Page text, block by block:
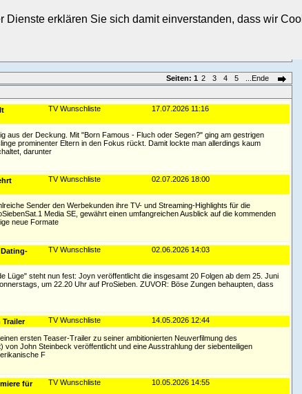
erklären Sie sich damit einverstanden, dass wir
Seiten: 1 2 3 4 5 ...Ende
17.07.2026 11:16
TV Wunschliste
aus der Deckung. Mit "Born Famous - Fluch oder Segen?" ging am gestrigen
prominenter Eltern in den Fokus rückt. Damit lockte man allerdings kaum
darunter
02.07.2026 18:00
TV Wunschliste
Sender den Werbekunden ihre TV- und Streaming-Highlights für die
Media SE, gewährt einen umfangreichen Ausblick auf die kommenden
neue Formate
02.06.2026 14:03
TV Wunschliste
Lüge" steht nun fest: Joyn veröffentlicht die insgesamt 20 Folgen ab dem 25. Juni
um 22.20 Uhr auf ProSieben. ZUVOR: Böse Zungen behaupten, dass
14.05.2026 12:44
TV Wunschliste
ersten Teaser-Trailer zu seiner ambitionierten Neuverfilmung des
John Steinbeck veröffentlicht und eine Ausstrahlung der siebenteiligen
F
10.05.2026 14:55
TV Wunschliste
für